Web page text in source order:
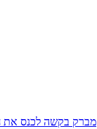
מברק בקשה לכנס את